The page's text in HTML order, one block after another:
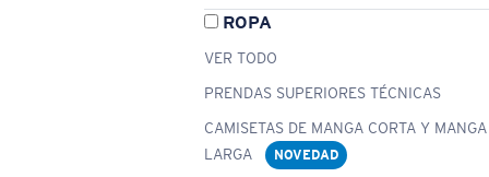
ROPA
VER TODO
PRENDAS SUPERIORES TÉCNICAS
CAMISETAS DE MANGA CORTA Y MANGA
LARGA
NOVEDAD